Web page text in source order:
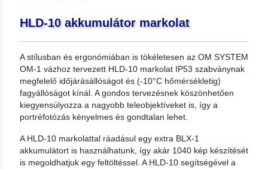
HLD‑10 akkumulátor markolat
A stílusban és ergonómiában is tökéletesen az OM SYSTEM
OM‑1 vázhoz tervezett HLD‑10 markolat IP53 szabványnak
megfelelő időjárásállóságot és (‑10°C hőmérsékletig)
fagyállóságot kínál. A gondos tervezésnek köszönhetően
kiegyensúlyozza a nagyobb teleobjektíveket is, így a
portréfotózás kényelmes és gondtalan lehet.
A HLD‑10 markolattal ráadásul egy extra BLX‑1
akkumulátort is használhatunk, így akár 1040 kép készítését
is megoldhatjuk egy feltöltéssel. A HLD‑10 segítségével a